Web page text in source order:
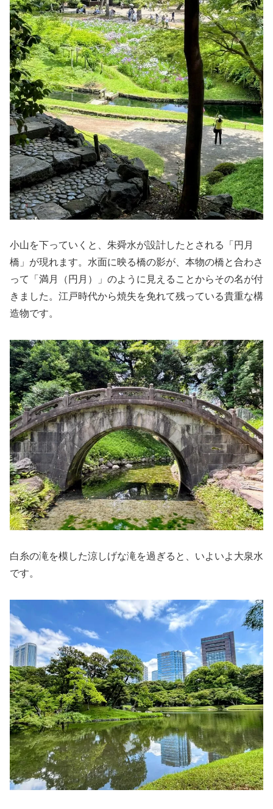
小山を下っていくと、朱舜水が設計したとされる「円月
橋」が現れます。水面に映る橋の影が、本物の橋と合わさ
って「満月（円月）」のように見えることからその名が付
きました。江戸時代から焼失を免れて残っている貴重な構
造物です。
白糸の滝を模した涼しげな滝を過ぎると、いよいよ大泉水
です。